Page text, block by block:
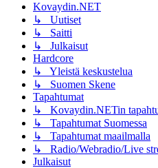
Kovaydin.NET
↳ Uutiset
↳ Saitti
↳ Julkaisut
Hardcore
↳ Yleistä keskustelua
↳ Suomen Skene
Tapahtumat
↳ Kovaydin.NETin
↳ Tapahtumat Suomessa
↳ Tapahtumat maailmalla
↳ Radio/Webradio/Live
Julkaisut